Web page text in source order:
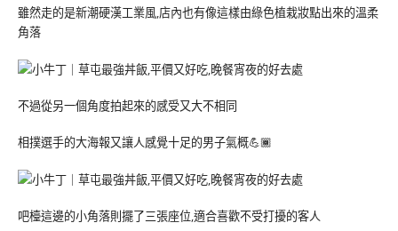
雖然走的是新潮硬漢工業風,店內也有像這樣由綠色植栽妝點出來的溫柔
角落
不過從另一個角度拍起來的感受又大不相同
相撲選手的大海報又讓人感覺十足的男子氣概💪🏾
吧檯這邊的小角落則擺了三張座位,適合喜歡不受打擾的客人